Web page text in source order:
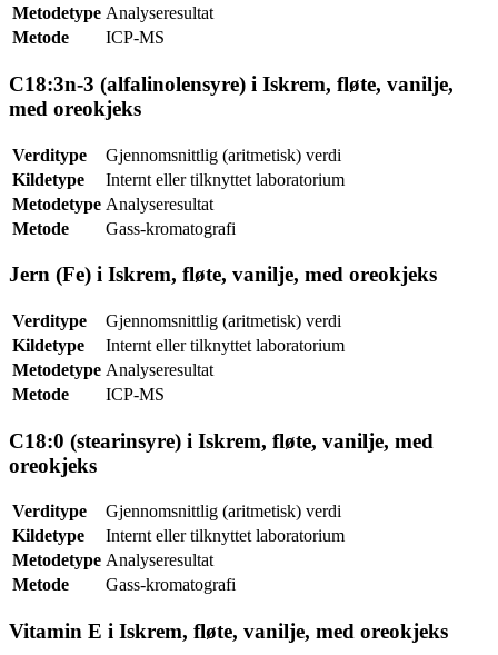
Metodetype Analyseresultat
Metode
ICP-MS
C18:3n-3 (alfalinolensyre) i Iskrem, fløte, vanilje,
med oreokjeks
Verditype
Gjennomsnittlig (aritmetisk) verdi
Kildetype
Internt eller tilknyttet laboratorium
Metodetype Analyseresultat
Metode
Gass-kromatografi
Jern (Fe) i Iskrem, fløte, vanilje, med oreokjeks
Verditype
Gjennomsnittlig (aritmetisk) verdi
Kildetype
Internt eller tilknyttet laboratorium
Metodetype Analyseresultat
Metode
ICP-MS
C18:0 (stearinsyre) i Iskrem, fløte, vanilje, med
oreokjeks
Verditype
Gjennomsnittlig (aritmetisk) verdi
Kildetype
Internt eller tilknyttet laboratorium
Metodetype Analyseresultat
Metode
Gass-kromatografi
Vitamin E i Iskrem, fløte, vanilje, med oreokjeks